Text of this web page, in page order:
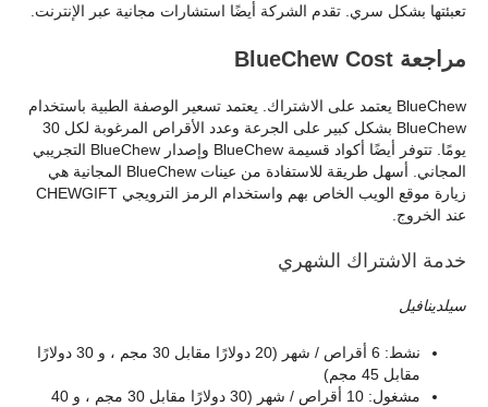
تعبئتها بشكل سري. تقدم الشركة أيضًا استشارات مجانية عبر الإنترنت.
مراجعة BlueChew Cost
BlueChew يعتمد على الاشتراك. يعتمد تسعير الوصفة الطبية باستخدام
BlueChew بشكل كبير على الجرعة وعدد الأقراص المرغوبة لكل 30
يومًا. تتوفر أيضًا أكواد قسيمة BlueChew وإصدار BlueChew التجريبي
المجاني. أسهل طريقة للاستفادة من عينات BlueChew المجانية هي
زيارة موقع الويب الخاص بهم واستخدام الرمز الترويجي CHEWGIFT
عند الخروج.
خدمة الاشتراك الشهري
سيلدينافيل
نشط: 6 أقراص / شهر (20 دولارًا مقابل 30 مجم ، و 30 دولارًا
مقابل 45 مجم)
مشغول: 10 أقراص / شهر (30 دولارًا مقابل 30 مجم ، و 40